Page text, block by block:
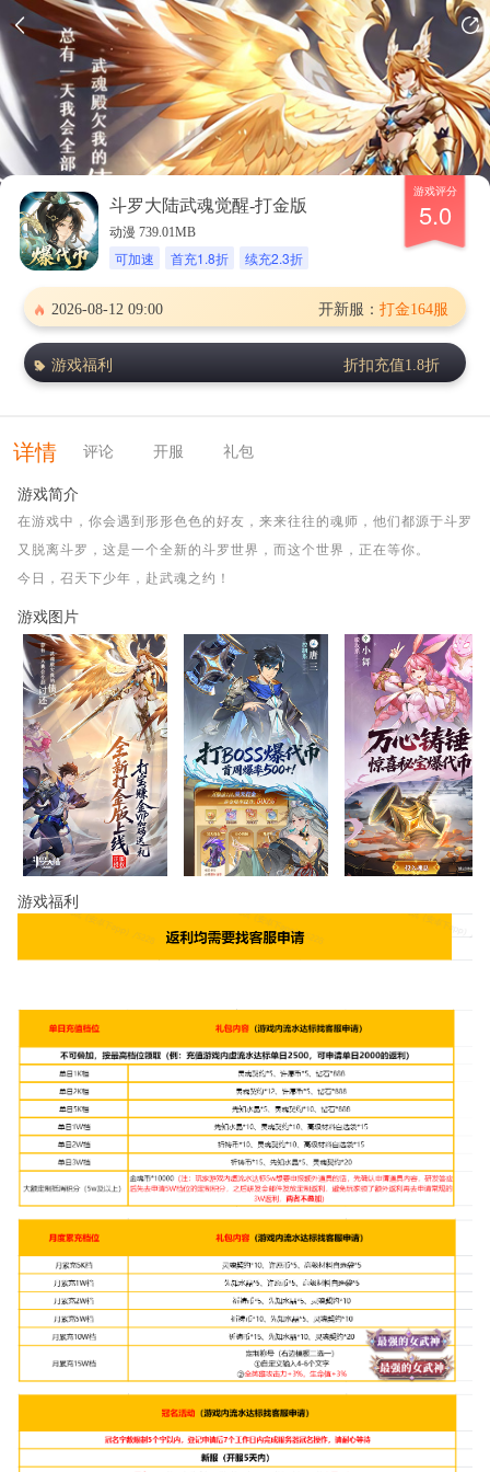
斗罗大陆武魂觉醒-打金版
动漫 739.01MB
可加速 首充1.8折 续充2.3折
游戏评分
5.0
2026-08-12 09:00 开新服： 打金164服
游戏福利 折扣充值1.8折
详情 评论 开服 礼包
游戏简介
在游戏中，你会遇到形形色色的好友，来来往往的魂师，他们都源于斗罗
又脱离斗罗，这是一个全新的斗罗世界，而这个世界，正在等你。
今日，召天下少年，赴武魂之约！
游戏图片
游戏福利